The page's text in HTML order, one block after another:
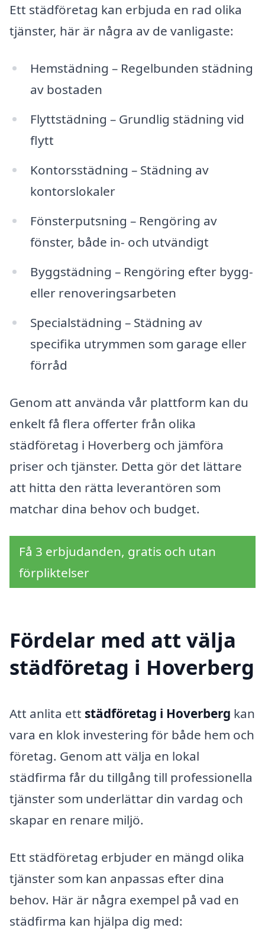
Ett städföretag kan erbjuda en rad olika
tjänster, här är några av de vanligaste:
Hemstädning – Regelbunden städning
av bostaden
Flyttstädning – Grundlig städning vid
flytt
Kontorsstädning – Städning av
kontorslokaler
Fönsterputsning – Rengöring av
fönster, både in- och utvändigt
Byggstädning – Rengöring efter bygg-
eller renoveringsarbeten
Specialstädning – Städning av
specifika utrymmen som garage eller
förråd
Genom att använda vår plattform kan du
enkelt få flera offerter från olika
städföretag i Hoverberg och jämföra
priser och tjänster. Detta gör det lättare
att hitta den rätta leverantören som
matchar dina behov och budget.
Få 3 erbjudanden, gratis och utan
förpliktelser
Fördelar med att välja
städföretag i Hoverberg
Att anlita ett städföretag i Hoverberg kan
vara en klok investering för både hem och
företag. Genom att välja en lokal
städfirma får du tillgång till professionella
tjänster som underlättar din vardag och
skapar en renare miljö.
Ett städföretag erbjuder en mängd olika
tjänster som kan anpassas efter dina
behov. Här är några exempel på vad en
städfirma kan hjälpa dig med: